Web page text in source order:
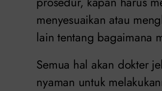
menyesuaikan atau
lain tentang bagaimana
Semua hal akan dokter
nyaman untuk